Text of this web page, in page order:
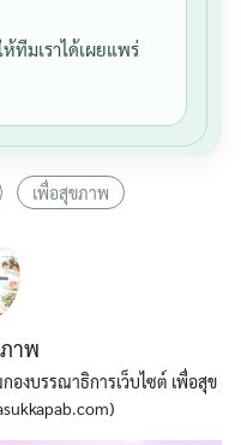
ทีมเราได้เผยแพร่
เพื่อสุขภาพ
าพ
องบรรณาธิการเว็บไซต์ เพื่อสุข